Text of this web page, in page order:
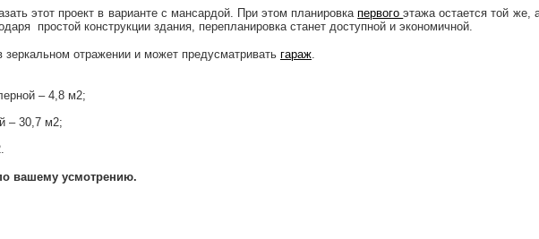
этот проект в варианте с мансардой. При этом планировкапервогоэтажа остается той же,
простой конструкции здания, перепланировка станет доступной и экономичной.
зеркальном отражении и может предусматривать гараж.
– 4,8 м2;
– 30,7 м2;
вашему усмотрению.